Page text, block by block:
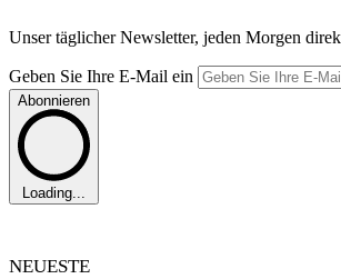
Unser täglicher Newsletter, jeden Morgen
Geben Sie Ihre E-Mail ein
Abonnieren
Loading...
NEUESTE